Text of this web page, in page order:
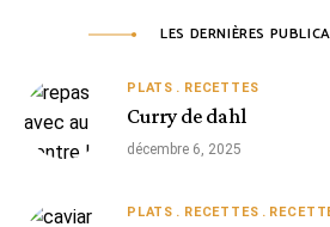
LES DERNIÈRES
PLATS RECETTES
Curry de dahl
décembre 6, 2025
PLATS RECETTES